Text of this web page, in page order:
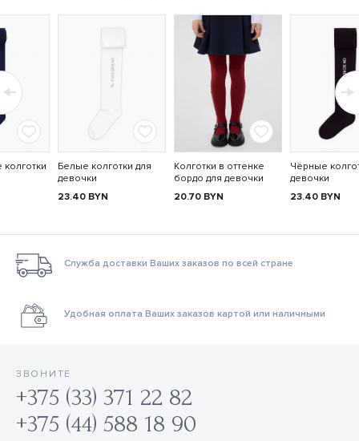
Белые колготки для
девочки
23.40 BYN
Колготки в оттенке
бордо для девочки
20.70 BYN
Чёрные
девочки
23.40 BYN
Служба доставки Ваших заказов по всей стране
Удобная оплата Ваших заказов картой или наличными
ЗВОНИТЕ
+375 (33) 371 22 82
+375 (44) 588 18 90